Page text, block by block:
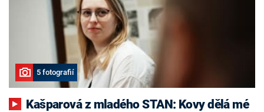
5 fotografií